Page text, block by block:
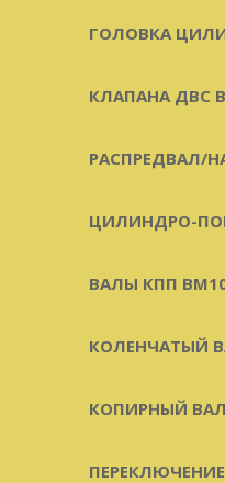
ГОЛОВКА
КЛАПАНА ДВС
РАСПРЕДВАЛ/
ЦИЛИНДРО-
ВАЛЫ КПП
КОЛЕНЧАТЫЙ
КОПИРНЫЙ ВАЛ